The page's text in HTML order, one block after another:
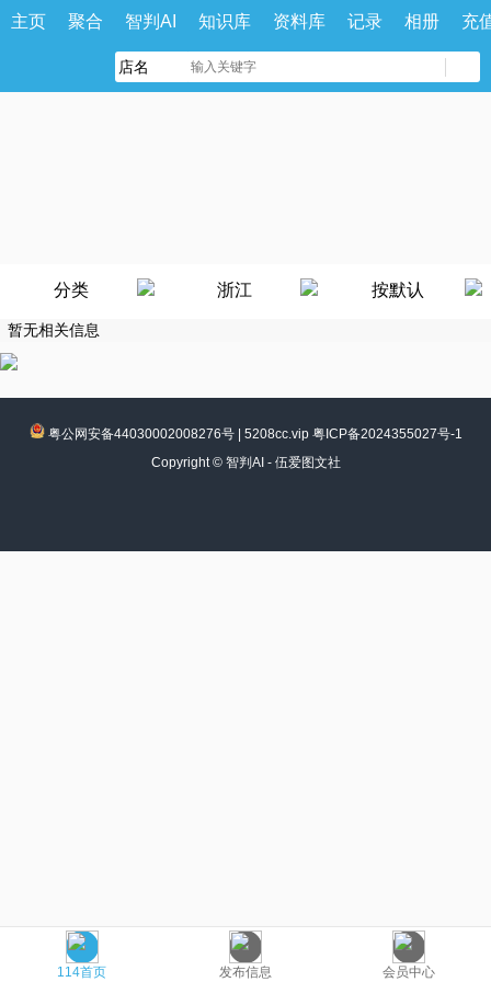
主页 聚合 智判AI 知识库 资料库 记录 相册 充
分类 浙江 按默认
暂无相关信息
114首页 发布信息 会员中心
粤公网安备44030002008276号| 5208cc.vip 粤ICP备2024355027号-1
Copyright © 智判AI - 伍爱图文社